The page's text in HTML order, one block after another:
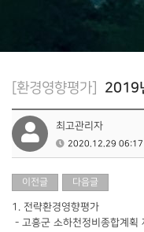
[환경영향평가] 2019
최고관리자
2020.12.29 06:17
이전글 다음글
1. 전략환경영향평가
- 고흥군 소하천정비종합계획